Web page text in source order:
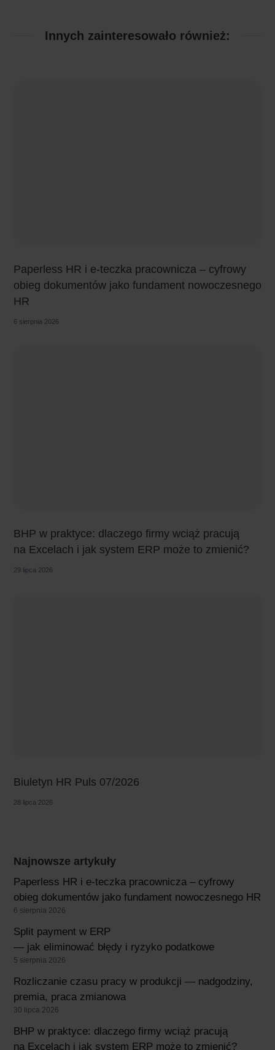
Innych zainteresowało również:
Paperless HR i e-teczka pracownicza – cyfrowy
obieg dokumentów jako fundament nowoczesnego
HR
6 sierpnia 2026
BHP w praktyce: dlaczego firmy wciąż pracują
na Excelach i jak system ERP może to zmienić?
29 lipca 2026
Biuletyn HR Puls 07/2026
28 lipca 2026
Najnowsze artykuły
Paperless HR i e-teczka pracownicza – cyfrowy
obieg dokumentów jako fundament nowoczesnego HR
6 sierpnia 2026
Split payment w ERP
— jak eliminować błędy i ryzyko podatkowe
5 sierpnia 2026
Rozliczanie czasu pracy w produkcji — nadgodziny,
premia, praca zmianowa
30 lipca 2026
BHP w praktyce: dlaczego firmy wciąż pracują
na Excelach i jak system ERP może to zmienić?